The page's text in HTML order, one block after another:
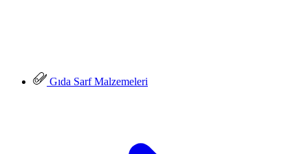
Gıda Sarf Malzemeleri